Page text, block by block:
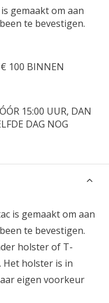
gemaakt om aan
te bevestigen.
100 BINNEN
15:00 UUR, DAN
DAG NOG
is gemaakt om aan
te bevestigen.
holster of T-
Het holster is in
eigen voorkeur